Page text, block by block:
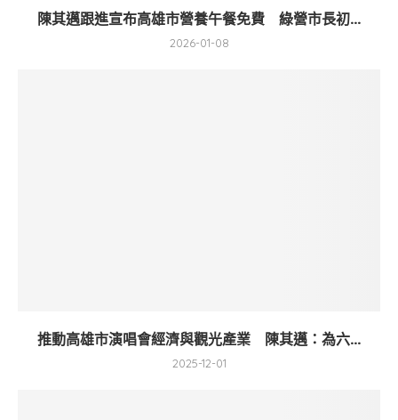
陳其邁跟進宣布高雄市營養午餐免費 綠營市長初...
2026-01-08
推動高雄市演唱會經濟與觀光產業 陳其邁：為六...
2025-12-01